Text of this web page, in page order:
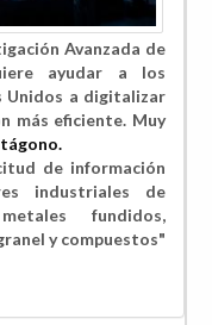
Avanzada de
ayudar a los
Unidos a digitalizar
más eficiente. Muy
de información
industriales de
fundidos,
y compuestos"